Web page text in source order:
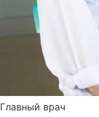
Главный врач